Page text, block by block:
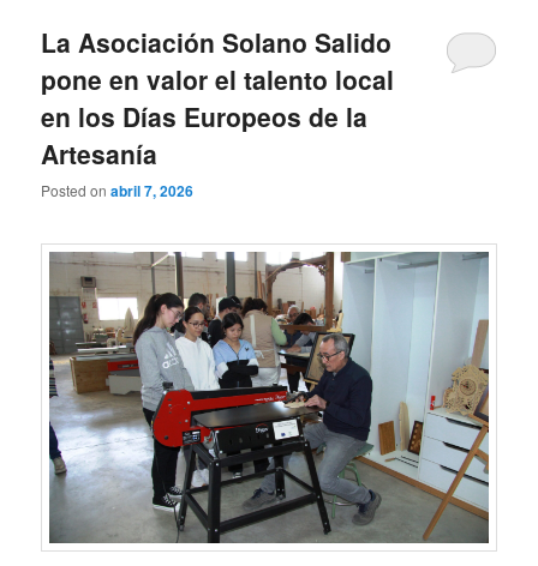
La Asociación Solano Salido
pone en valor el talento local
en los Días Europeos de la
Artesanía
Posted onabril 7, 2026